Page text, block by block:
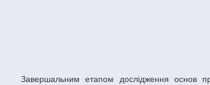
Завершальним етапом дослідження основ професії для студентів спеціальності «Туризм» стало практичне заняття із використанням